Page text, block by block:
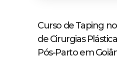
Curso de Taping
de Cirurgias
Pós-Parto em